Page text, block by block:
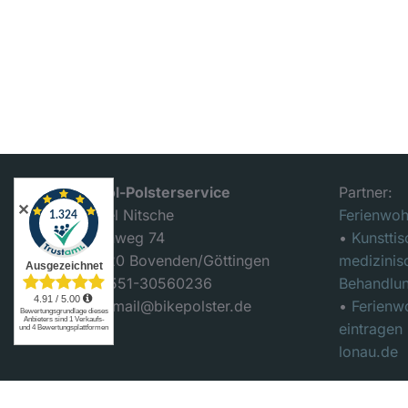
MedPol-Polsterservice
Michael Nitsche
Mühlenweg 74
D-37120 Bovenden/Göttingen
Tel.: 0551-30560236
Email: mail@bikepolster.de
Partner:
•
•
eintragen
lonau.de
✕